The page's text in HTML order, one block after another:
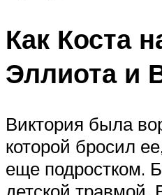
Как Коста
Эллиота и
Виктория была
которой бросил
еще подростком.